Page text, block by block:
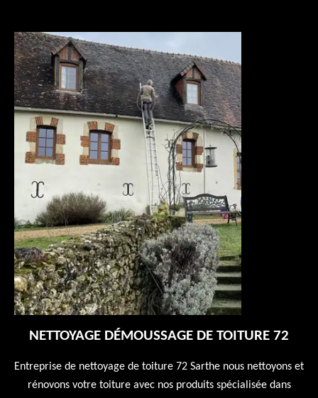
NETTOYAGE DÉMOUSSAGE DE TOITURE 72
Entreprise de nettoyage de toiture 72 Sarthe nous nettoyons et
rénovons votre toiture avec nos produits spécialisée dans